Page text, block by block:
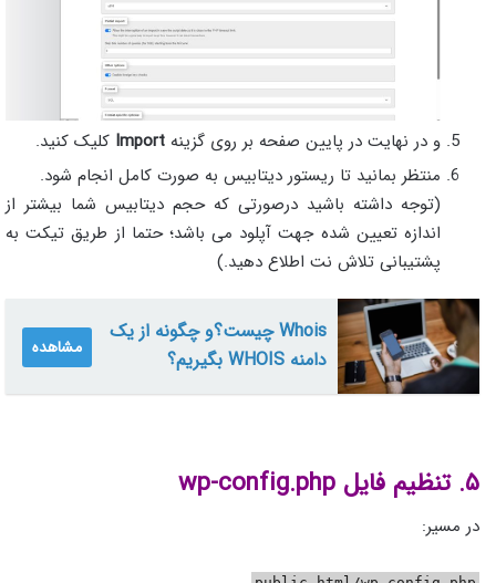
و در نهایت در پایین صفحه بر روی گزینه Import کلیک کنید.
منتظر بمانید تا ریستور دیتابیس به صورت کامل انجام شود.
(توجه داشته باشید درصورتی که حجم دیتابیس شما بیشتر از
اندازه تعیین شده جهت آپلود می باشد؛ حتما از طریق تیکت به
پشتیبانی تلاش نت اطلاع دهید.)
Whois چیست؟و چگونه از یک
دامنه WHOIS بگیریم؟
مشاهده
۵. تنظیم فایل wp-config.php
در مسیر: